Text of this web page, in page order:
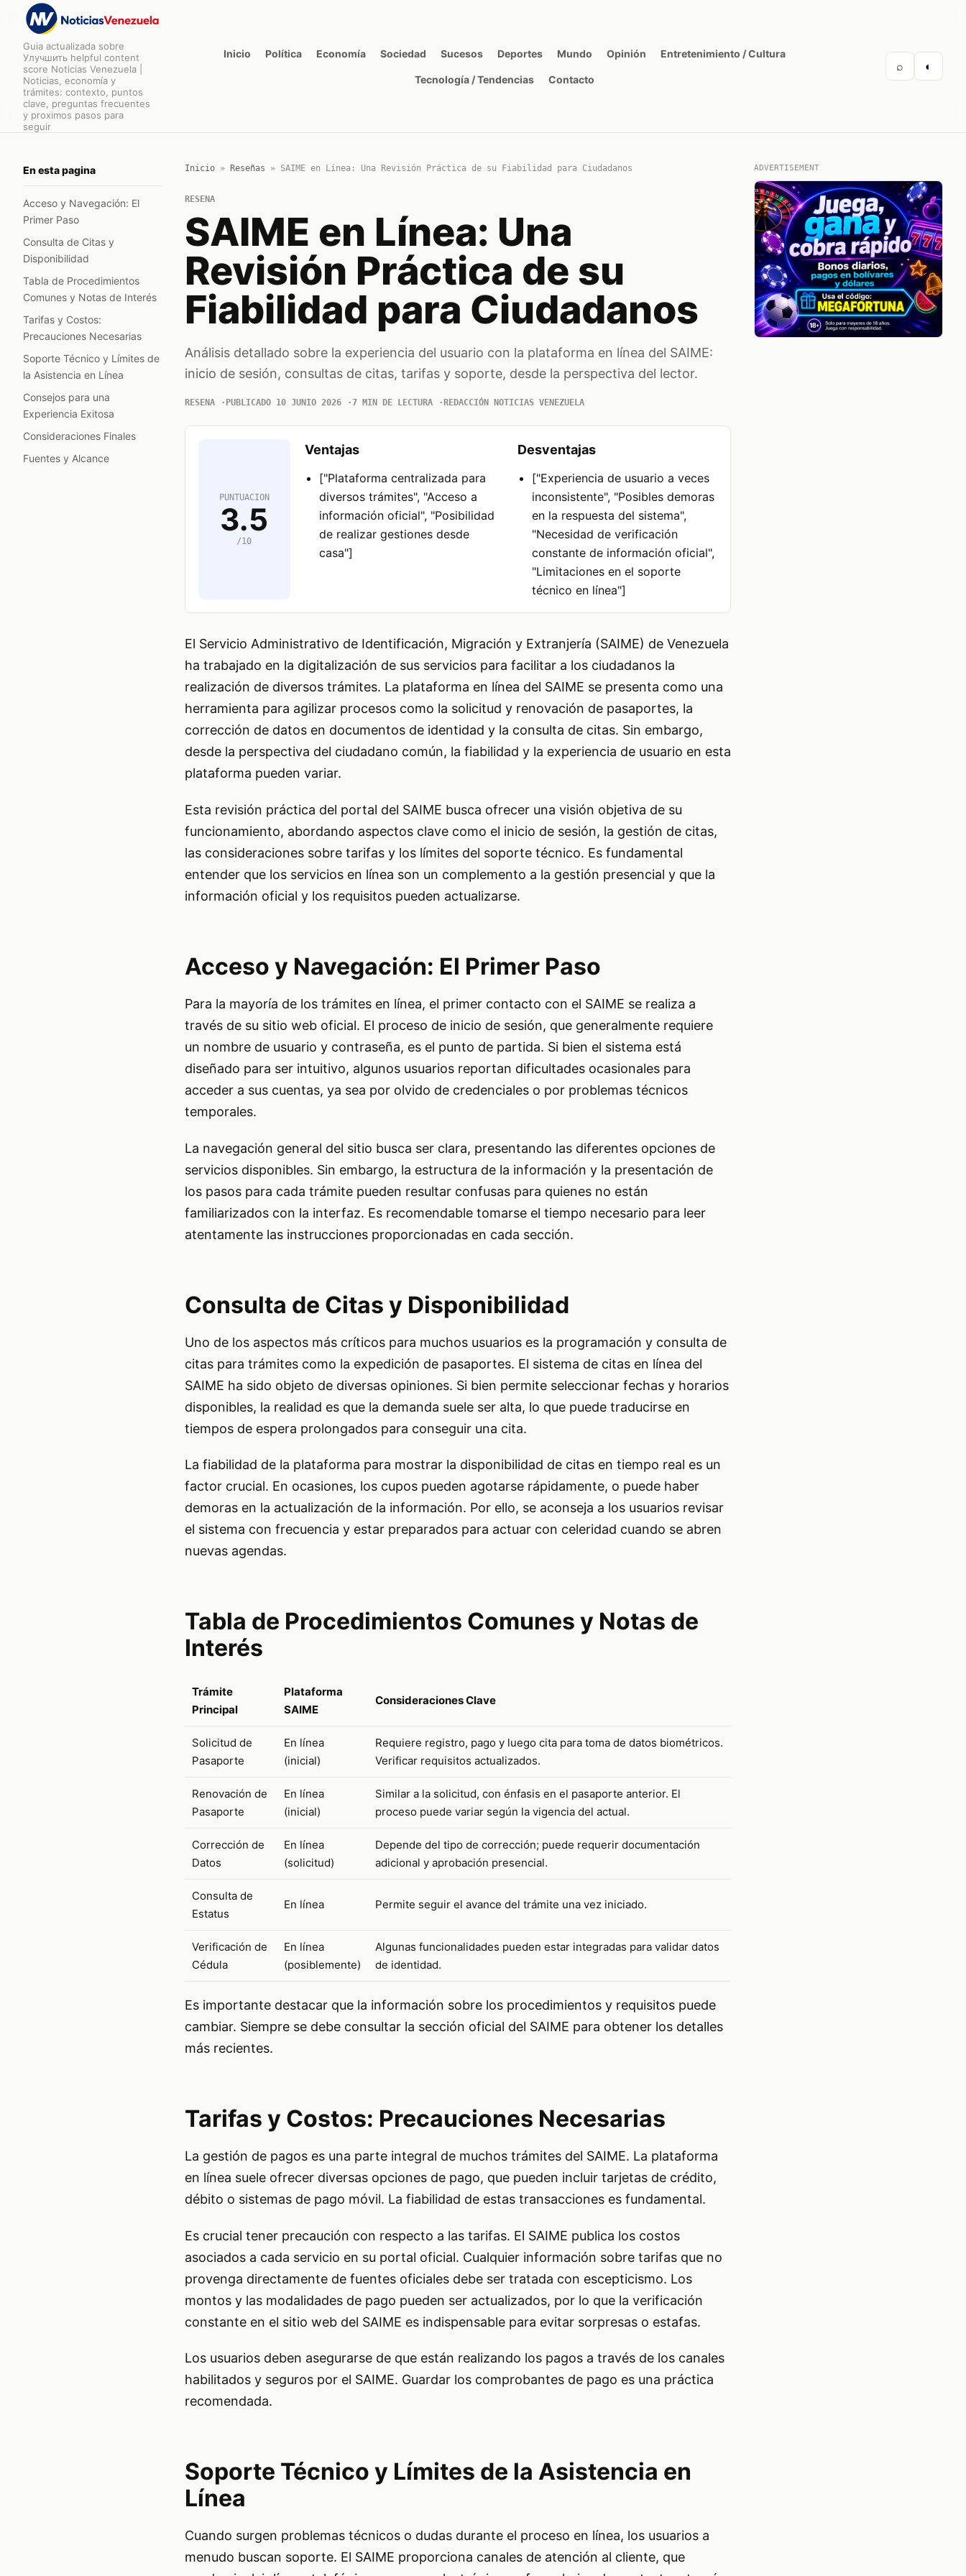
Guia actualizada sobre
Улучшить helpful content
score Noticias Venezuela |
Noticias, economía y
trámites: contexto, puntos
clave, preguntas frecuentes
y proximos pasos para
seguir
Inicio Política Economía Sociedad Sucesos Deportes Mundo Opinión Entretenimiento / Cultura
Tecnología / Tendencias Contacto
⌕ ◐
En esta pagina
Acceso y Navegación: El
Primer Paso
Consulta de Citas y
Disponibilidad
Tabla de Procedimientos
Comunes y Notas de Interés
Tarifas y Costos:
Precauciones Necesarias
Soporte Técnico y Límites de
la Asistencia en Línea
Consejos para una
Experiencia Exitosa
Consideraciones Finales
Fuentes y Alcance
Inicio» Reseñas » SAIME en Línea: Una Revisión Práctica de su Fiabilidad para Ciudadanos
RESENA
SAIME en Línea: Una
Revisión Práctica de su
Fiabilidad para Ciudadanos
Análisis detallado sobre la experiencia del usuario con la plataforma en línea del SAIME:
inicio de sesión, consultas de citas, tarifas y soporte, desde la perspectiva del lector.
RESENA PUBLICADO 10 JUNIO 2026 7 MIN DE LECTURA REDACCIÓN NOTICIAS VENEZUELA
PUNTUACION
3.5
/10
Ventajas
["Plataforma centralizada para
diversos trámites", "Acceso a
información oficial", "Posibilidad
de realizar gestiones desde
casa"]
Desventajas
["Experiencia de usuario a veces
inconsistente", "Posibles demoras
en la respuesta del sistema",
"Necesidad de verificación
constante de información oficial",
"Limitaciones en el soporte
técnico en línea"]
El Servicio Administrativo de Identificación, Migración y Extranjería (SAIME) de Venezuela
ha trabajado en la digitalización de sus servicios para facilitar a los ciudadanos la
realización de diversos trámites. La plataforma en línea del SAIME se presenta como una
herramienta para agilizar procesos como la solicitud y renovación de pasaportes, la
corrección de datos en documentos de identidad y la consulta de citas. Sin embargo,
desde la perspectiva del ciudadano común, la fiabilidad y la experiencia de usuario en esta
plataforma pueden variar.
Esta revisión práctica del portal del SAIME busca ofrecer una visión objetiva de su
funcionamiento, abordando aspectos clave como el inicio de sesión, la gestión de citas,
las consideraciones sobre tarifas y los límites del soporte técnico. Es fundamental
entender que los servicios en línea son un complemento a la gestión presencial y que la
información oficial y los requisitos pueden actualizarse.
Acceso y Navegación: El Primer Paso
Para la mayoría de los trámites en línea, el primer contacto con el SAIME se realiza a
través de su sitio web oficial. El proceso de inicio de sesión, que generalmente requiere
un nombre de usuario y contraseña, es el punto de partida. Si bien el sistema está
diseñado para ser intuitivo, algunos usuarios reportan dificultades ocasionales para
acceder a sus cuentas, ya sea por olvido de credenciales o por problemas técnicos
temporales.
La navegación general del sitio busca ser clara, presentando las diferentes opciones de
servicios disponibles. Sin embargo, la estructura de la información y la presentación de
los pasos para cada trámite pueden resultar confusas para quienes no están
familiarizados con la interfaz. Es recomendable tomarse el tiempo necesario para leer
atentamente las instrucciones proporcionadas en cada sección.
Consulta de Citas y Disponibilidad
Uno de los aspectos más críticos para muchos usuarios es la programación y consulta de
citas para trámites como la expedición de pasaportes. El sistema de citas en línea del
SAIME ha sido objeto de diversas opiniones. Si bien permite seleccionar fechas y horarios
disponibles, la realidad es que la demanda suele ser alta, lo que puede traducirse en
tiempos de espera prolongados para conseguir una cita.
La fiabilidad de la plataforma para mostrar la disponibilidad de citas en tiempo real es un
factor crucial. En ocasiones, los cupos pueden agotarse rápidamente, o puede haber
demoras en la actualización de la información. Por ello, se aconseja a los usuarios revisar
el sistema con frecuencia y estar preparados para actuar con celeridad cuando se abren
nuevas agendas.
Tabla de Procedimientos Comunes y Notas de
Interés
Trámite
Principal
Plataforma
SAIME
Consideraciones Clave
Solicitud de
Pasaporte
En línea
(inicial)
Requiere registro, pago y luego cita para toma de datos biométricos.
Verificar requisitos actualizados.
Renovación de
Pasaporte
En línea
(inicial)
Similar a la solicitud, con énfasis en el pasaporte anterior. El
proceso puede variar según la vigencia del actual.
Corrección de
Datos
En línea
(solicitud)
Depende del tipo de corrección; puede requerir documentación
adicional y aprobación presencial.
Consulta de
Estatus
En línea Permite seguir el avance del trámite una vez iniciado.
Verificación de
Cédula
En línea
(posiblemente)
Algunas funcionalidades pueden estar integradas para validar datos
de identidad.
Es importante destacar que la información sobre los procedimientos y requisitos puede
cambiar. Siempre se debe consultar la sección oficial del SAIME para obtener los detalles
más recientes.
Tarifas y Costos: Precauciones Necesarias
La gestión de pagos es una parte integral de muchos trámites del SAIME. La plataforma
en línea suele ofrecer diversas opciones de pago, que pueden incluir tarjetas de crédito,
débito o sistemas de pago móvil. La fiabilidad de estas transacciones es fundamental.
Es crucial tener precaución con respecto a las tarifas. El SAIME publica los costos
asociados a cada servicio en su portal oficial. Cualquier información sobre tarifas que no
provenga directamente de fuentes oficiales debe ser tratada con escepticismo. Los
montos y las modalidades de pago pueden ser actualizados, por lo que la verificación
constante en el sitio web del SAIME es indispensable para evitar sorpresas o estafas.
Los usuarios deben asegurarse de que están realizando los pagos a través de los canales
habilitados y seguros por el SAIME. Guardar los comprobantes de pago es una práctica
recomendada.
Soporte Técnico y Límites de la Asistencia en
Línea
Cuando surgen problemas técnicos o dudas durante el proceso en línea, los usuarios a
menudo buscan soporte. El SAIME proporciona canales de atención al cliente, que
ADVERTISEMENT